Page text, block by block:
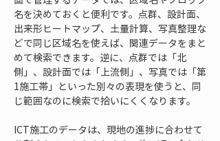
名を決めておくと便利です。点群、設計面、
出来形ヒートマップ、土量計算、写真整理な
どで同じ区域名を使えば、関連データをまと
めて検索できます。逆に、点群では「北
側」、設計面では「上流側」、写真では「第
1施工帯」といった別々の表現を使うと、同
じ範囲なのに検索で拾いにくくなります。
ICT施工のデータは、現地の進捗に合わせて